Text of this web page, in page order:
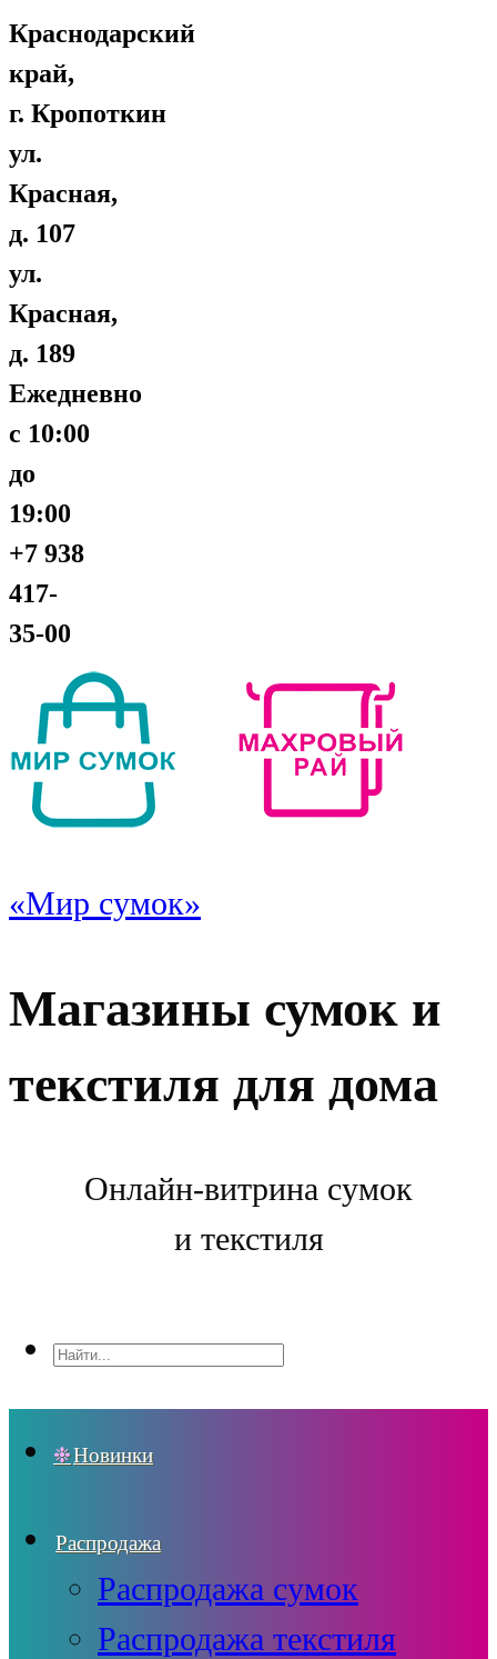
Краснодарский
край,
г. Кропоткин
ул.
Красная,
д. 107
ул.
Красная,
д. 189
Ежедневно
с 10:00
до
19:00
+7 938
417-
35-00
«Мир сумок»
Магазины сумок и
текстиля для дома
Онлайн-витрина сумок
и текстиля
Новинки
Распродажа
Распродажа сумок
Распродажа текстиля